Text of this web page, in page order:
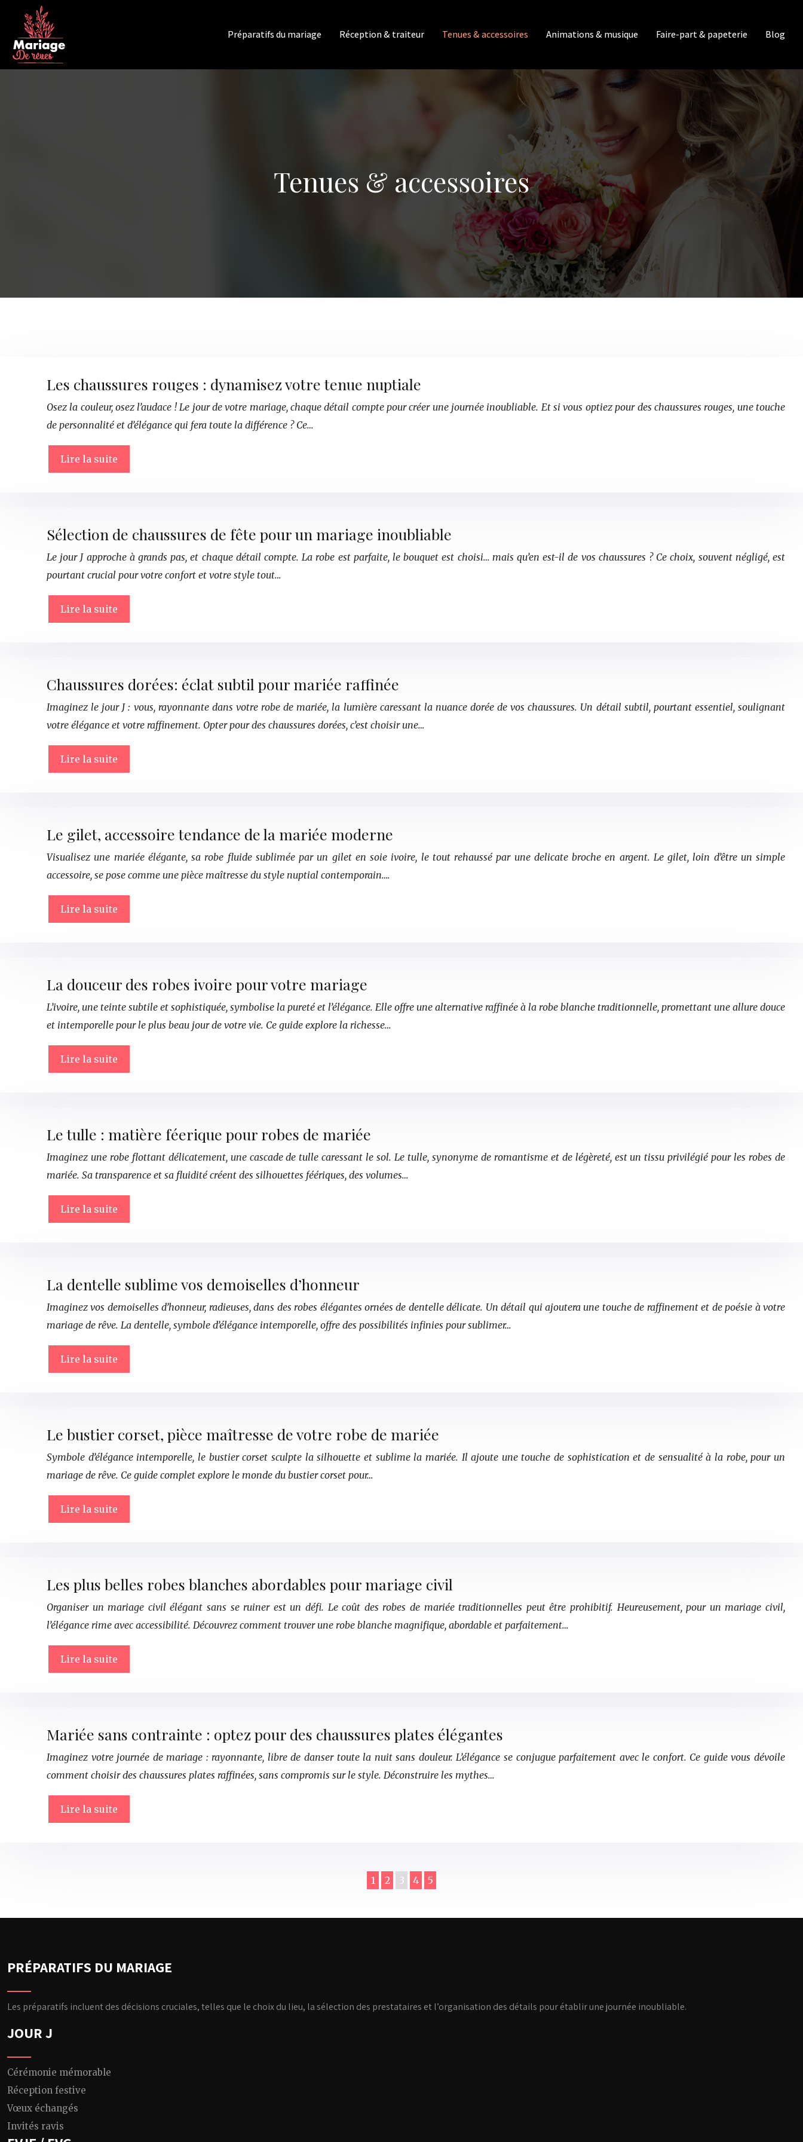
Préparatifs du mariage Réception & traiteur Tenues & accessoires Animations & musique Faire-part & papeterie Blog
Tenues & accessoires
Les chaussures rouges : dynamisez votre tenue nuptiale
Osez la couleur, osez l’audace ! Le jour de votre mariage, chaque détail compte pour créer une journée inoubliable. Et si vous optiez pour des chaussures rouges, une touche
de personnalité et d’élégance qui fera toute la différence ? Ce…
Lire la suite
Sélection de chaussures de fête pour un mariage inoubliable
Le jour J approche à grands pas, et chaque détail compte. La robe est parfaite, le bouquet est choisi… mais qu’en est-il de vos chaussures ? Ce choix, souvent négligé, est
pourtant crucial pour votre confort et votre style tout…
Lire la suite
Chaussures dorées: éclat subtil pour mariée raffinée
Imaginez le jour J : vous, rayonnante dans votre robe de mariée, la lumière caressant la nuance dorée de vos chaussures. Un détail subtil, pourtant essentiel, soulignant
votre élégance et votre raffinement. Opter pour des chaussures dorées, c’est choisir une…
Lire la suite
Le gilet, accessoire tendance de la mariée moderne
Visualisez une mariée élégante, sa robe fluide sublimée par un gilet en soie ivoire, le tout rehaussé par une delicate broche en argent. Le gilet, loin d’être un simple
accessoire, se pose comme une pièce maîtresse du style nuptial contemporain….
Lire la suite
La douceur des robes ivoire pour votre mariage
L’ivoire, une teinte subtile et sophistiquée, symbolise la pureté et l’élégance. Elle offre une alternative raffinée à la robe blanche traditionnelle, promettant une allure douce
et intemporelle pour le plus beau jour de votre vie. Ce guide explore la richesse…
Lire la suite
Le tulle : matière féerique pour robes de mariée
Imaginez une robe flottant délicatement, une cascade de tulle caressant le sol. Le tulle, synonyme de romantisme et de légèreté, est un tissu privilégié pour les robes de
mariée. Sa transparence et sa fluidité créent des silhouettes féériques, des volumes…
Lire la suite
La dentelle sublime vos demoiselles d’honneur
Imaginez vos demoiselles d’honneur, radieuses, dans des robes élégantes ornées de dentelle délicate. Un détail qui ajoutera une touche de raffinement et de poésie à votre
mariage de rêve. La dentelle, symbole d’élégance intemporelle, offre des possibilités infinies pour sublimer…
Lire la suite
Le bustier corset, pièce maîtresse de votre robe de mariée
Symbole d’élégance intemporelle, le bustier corset sculpte la silhouette et sublime la mariée. Il ajoute une touche de sophistication et de sensualité à la robe, pour un
mariage de rêve. Ce guide complet explore le monde du bustier corset pour…
Lire la suite
Les plus belles robes blanches abordables pour mariage civil
Organiser un mariage civil élégant sans se ruiner est un défi. Le coût des robes de mariée traditionnelles peut être prohibitif. Heureusement, pour un mariage civil,
l’élégance rime avec accessibilité. Découvrez comment trouver une robe blanche magnifique, abordable et parfaitement…
Lire la suite
Mariée sans contrainte : optez pour des chaussures plates élégantes
Imaginez votre journée de mariage : rayonnante, libre de danser toute la nuit sans douleur. L’élégance se conjugue parfaitement avec le confort. Ce guide vous dévoile
comment choisir des chaussures plates raffinées, sans compromis sur le style. Déconstruire les mythes…
Lire la suite
1 2 3 4 5
PRÉPARATIFS DU MARIAGE
Les préparatifs incluent des décisions cruciales, telles que le choix du lieu, la sélection des prestataires et l’organisation des détails pour établir une journée inoubliable.
JOUR J
Cérémonie mémorable
Réception festive
Vœux échangés
Invités ravis